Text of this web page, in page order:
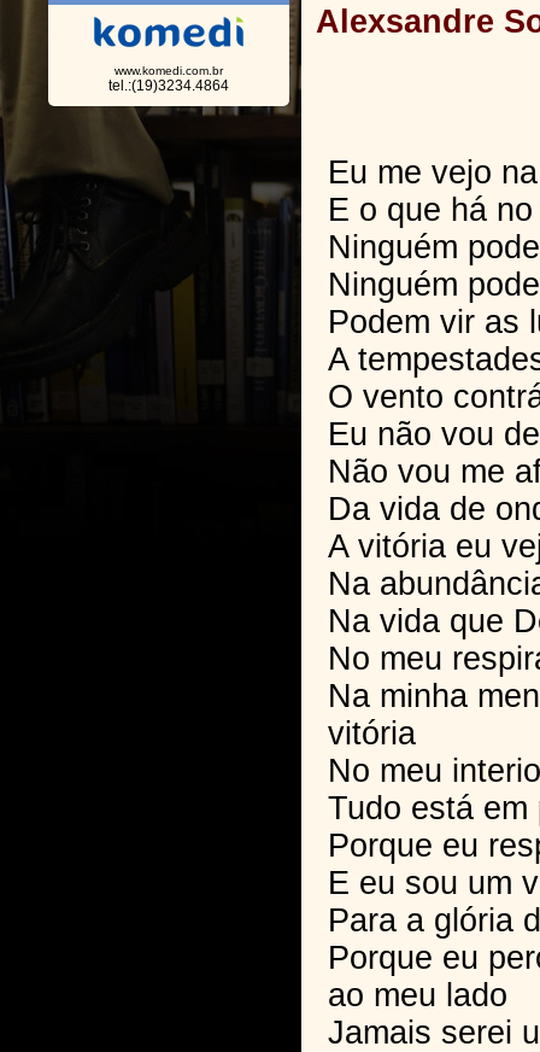
www.komedi.com.br
tel.:(19)3234.4864
Alexsandre
Eu me vejo
E o que há
Ninguém
Ninguém
Podem vir as
A
O vento
Eu não vou
Não vou me
Da vida de
A vitória eu
Na
Na vida que
No meu
Na minha
vitória
No meu
Tudo está em
Porque eu
E eu sou um
Para a glória
Porque eu
ao meu lado
Jamais serei